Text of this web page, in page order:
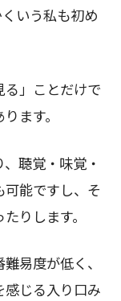
いう私も初め
る」ことだけで
ます。
聴覚・味覚・
能ですし、そ
りします。
易度が低く、
じる入り口み